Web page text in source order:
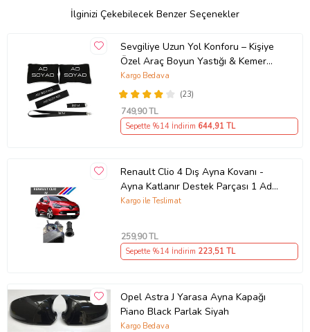
İlginizi Çekebilecek Benzer Seçenekler
Sevgiliye Uzun Yol Konforu – Kişiye
Özel Araç Boyun Yastığı & Kemer
Pedi Hediye Seti
(23)
Kargo Bedava
749,90 TL
Sepette %14 İndirim 644,91 TL
Renault Clio 4 Dış Ayna Kovanı -
Ayna Katlanır Destek Parçası 1 Adet
490307706 M3625
Kargo ile Teslimat
259,90 TL
Sepette %14 İndirim 223,51 TL
Opel Astra J Yarasa Ayna Kapağı
Piano Black Parlak Siyah
Kargo Bedava